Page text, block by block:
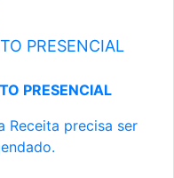
PRESENCIAL
PRESENCIAL
Receita precisa ser